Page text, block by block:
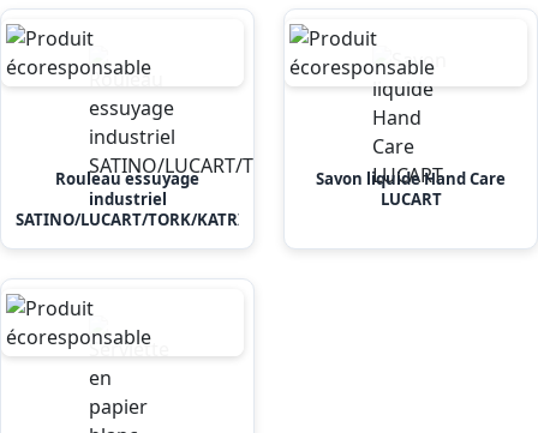
Rouleau essuyage
industriel
SATINO/LUCART/TORK/KATRIN
Savon liquide Hand Care
LUCART